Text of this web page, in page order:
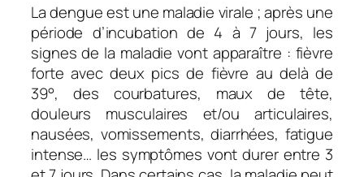
La dengue est une maladie virale ; après une
période d’incubation de 4 à 7 jours, les
signes de la maladie vont apparaître : fièvre
forte avec deux pics de fièvre au delà de
39°, des courbatures, maux de tête,
douleurs musculaires et/ou articulaires,
nausées, vomissements, diarrhées, fatigue
intense… les symptômes vont durer entre 3